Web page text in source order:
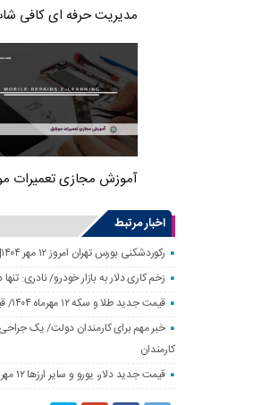
مدیریت حرفه ای کافی
آموزش مجازی تعمیرات
اخبار مرتبط
رکوردشکنی بورس تهران امروز ۱۲ مهر ۱۴۰۴| بازار سهام رونق گرفت
زخم کاری دلار به بازار خودرو/ نادری:
قیمت جدید طلا و سکه ۱۲ مهرماه ۱۴۰۴/ قیمت سکه بهار آزادی ۱۰ میلیون تومان تکان خورد
خبر مهم برای کارمندان دولت/ یک
کارمندان
قیمت جدید دلار، یورو و سایر ارزها ۱۲ مهر ۱۴۰۴/ تکان چهار هزار تومانی یورو ثبت شد